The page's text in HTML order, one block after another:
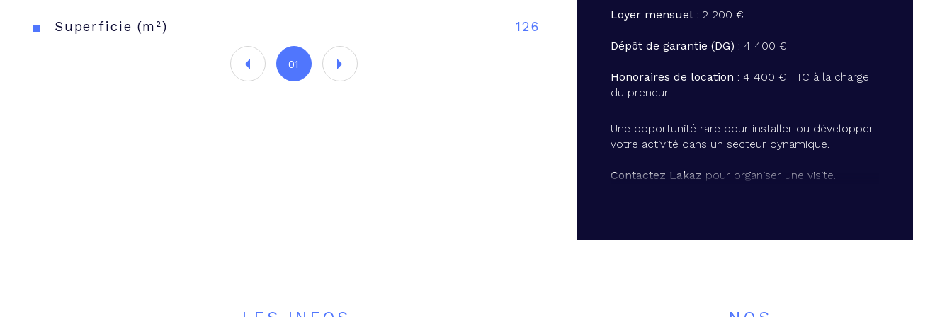
Superficie (m²) 126
01
Loyer mensuel : 2 200 €
Dépôt de garantie (DG) : 4 400 €
Honoraires de location : 4 400 € TTC à la charge
du preneur
Une opportunité rare pour installer ou développer
votre activité dans un secteur dynamique.
Contactez Lakaz pour organiser une visite.